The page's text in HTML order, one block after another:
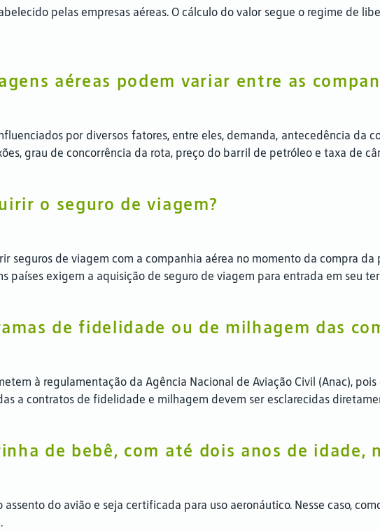
pelas empresas aéreas. O cálculo do valor segue o regime de
aéreas podem variar entre as
por diversos fatores, entre eles, demanda, antecedência da
grau de concorrência da rota, preço do barril de petróleo e taxa de
o seguro de viagem?
seguros de viagem com a companhia aérea no momento da compra
países exigem a aquisição de seguro de viagem para entrada em seu
de fidelidade ou de milhagem das
à regulamentação da Agência Nacional de Aviação Civil (Anac),
a contratos de fidelidade e milhagem devem ser esclarecidas
de bebê, com até dois anos de idade,
do avião e seja certificada para uso aeronáutico. Nesse caso,